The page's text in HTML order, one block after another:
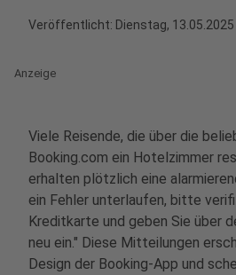
Veröffentlicht: Dienstag, 13.05.2025
Anzeige
Viele Reisende, die über die
Booking.com ein Hotelzimmer
erhalten plötzlich eine
ein Fehler unterlaufen, bitte
Kreditkarte und geben Sie über
neu ein." Diese Mitteilungen
Design der Booking-App und